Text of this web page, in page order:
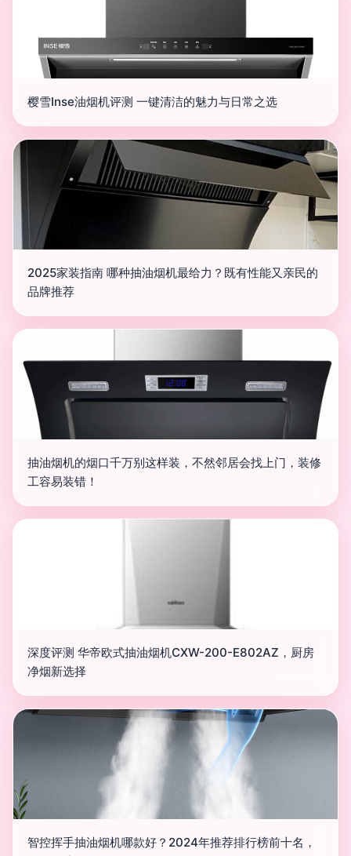
樱雪Inse油烟机评测 一键清洁的魅力与日常之选
2025家装指南 哪种抽油烟机最给力？既有性能又亲民的
品牌推荐
抽油烟机的烟口千万别这样装，不然邻居会找上门，装修
工容易装错！
深度评测 华帝欧式抽油烟机CXW-200-E802AZ，厨房
净烟新选择
智控挥手抽油烟机哪款好？2024年推荐排行榜前十名，